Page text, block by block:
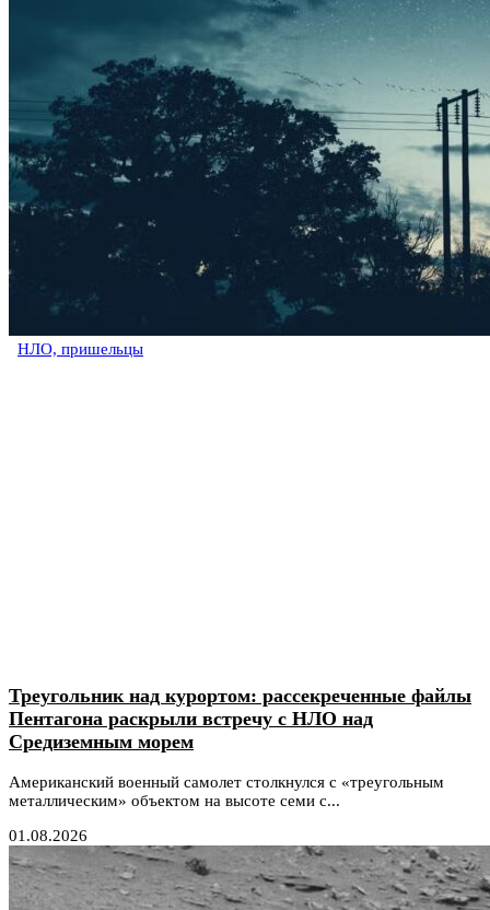
НЛО, пришельцы
Треугольник над курортом: рассекреченные файлы
Пентагона раскрыли встречу с НЛО над
Средиземным морем
Американский военный самолет столкнулся с «треугольным
металлическим» объектом на высоте семи с...
01.08.2026